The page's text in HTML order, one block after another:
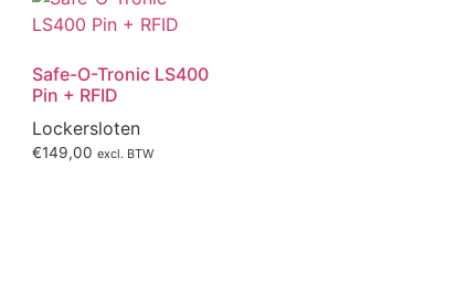
Safe-O-Tronic LS400
Pin + RFID
Lockersloten
€149,00 excl. BTW